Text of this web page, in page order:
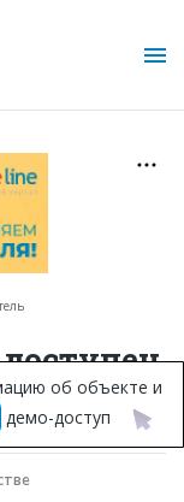
об объекте и
демо-доступ